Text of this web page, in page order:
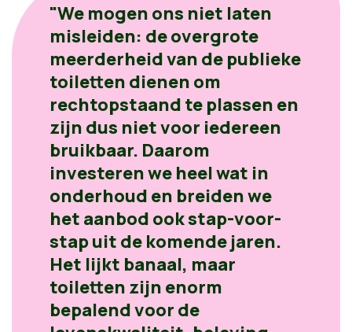
"We mogen ons niet laten
misleiden: de overgrote
meerderheid van de publieke
toiletten dienen om
rechtopstaand te plassen en
zijn dus niet voor iedereen
bruikbaar. Daarom
investeren we heel wat in
onderhoud en breiden we
het aanbod ook stap-voor-
stap uit de komende jaren.
Het lijkt banaal, maar
toiletten zijn enorm
bepalend voor de